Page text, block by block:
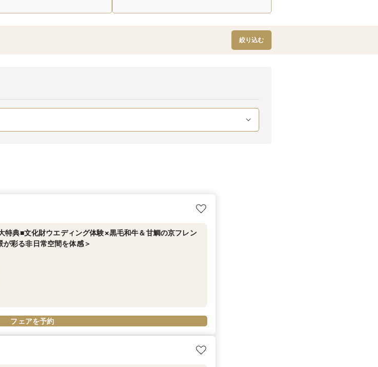
絞り込む
特典■文化財ウエディング体験×黒毛和牛＆甘鯛の京フレン
彩る非日常空間を体感＞
フェアを予約